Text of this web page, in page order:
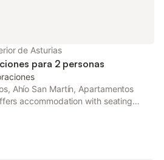
de Asturias
para 2 personas
Ahío San Martín, Apartamentos
accommodation with seating
on-site are accessible at the